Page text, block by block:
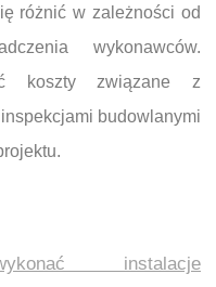
różnić w zależności od
wykonawców.
koszty związane z
budowlanymi
instalacje